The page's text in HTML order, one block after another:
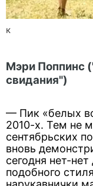
к
Мэри Поппинс
свидания")
— Пик «белых
2010-х. Тем не
сентябрьских
вновь
сегодня нет-
подобного